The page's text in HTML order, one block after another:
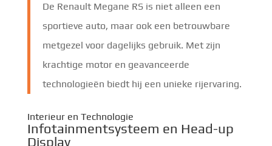
De Renault Megane RS is niet alleen een
sportieve auto, maar ook een betrouwbare
metgezel voor dagelijks gebruik. Met zijn
krachtige motor en geavanceerde
technologieën biedt hij een unieke rijervaring.
Interieur en Technologie
Infotainmentsysteem en Head-up
Display